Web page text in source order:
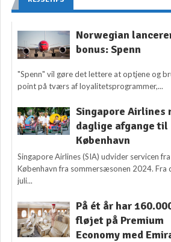
Norwegian
bonus: Spenn
"Spenn" vil gøre det lettere at optjene og
point på tværs af loyalitetsprogrammer,...
Singapore Airlines
daglige afgange til
København
Singapore Airlines (SIA) udvider servicen fra
København fra sommersæsonen 2024. Fra
juli...
På ét år har
fløjet på Premium
Economy med